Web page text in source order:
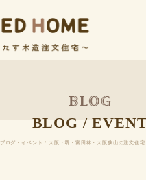
BLOG /
ブログ・イベント / 大阪・堺・富田林・大阪狭山の注文住